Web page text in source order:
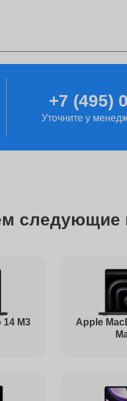
+7 (495)
Уточните у
следующие
M3
Apple